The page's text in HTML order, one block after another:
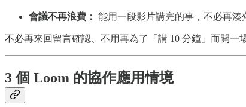
會議不再浪費： 能用一段影片講完的事，不必再湊
不必再來回留言確認、不用再為了「講 10 分鐘」而開一
3 個 Loom 的協作應用情境